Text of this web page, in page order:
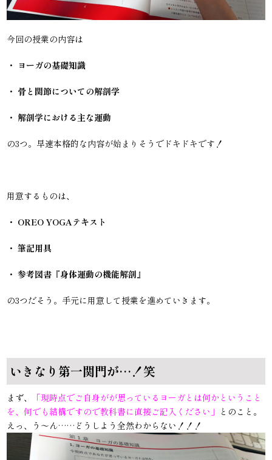
今回の授業の内容は
・ ヨーガの基礎知識
・ 骨と関節についての解剖学
・ 解剖学における主な運動
の3つ。早速本格的な内容が始まりそうでドキドキです！
用意するものは、
・ OREO YOGAテキスト
・ 筆記用具
・ 参考図書『身体運動の機能解剖』
の3つだそう。手元に用意して授業を進めていきます。
いきなり第一関門が…！笑
まず、
「現時点でご自身がが思っているヨーガとは何かということ
を、何でも結構ですので教科書に直接ご記入ください」 とのこと。
えっ、う〜ん……どうしよう全然わからない！！！